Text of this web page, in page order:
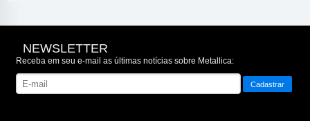
NEWSLETTER
Receba em seu e-mail as últimas notícias sobre Metallica: